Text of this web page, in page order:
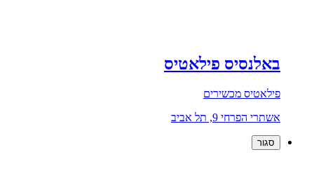
באלנסיס פילאטיס
פילאטיס מכשירים
אשתרי הפרחי 9, תל אביב
סגור